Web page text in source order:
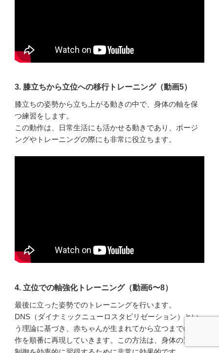
3. 膝立ちから立位への移行トレーニング（動画5）
膝立ちの姿勢から立ち上がる動きの中で、身体の軸を保
つ練習をします。
この動作は、日常生活にも活かせる動きであり、ポージ
ングやトレーニングの際にも非常に役立ちます。
4. 立位での軸強化トレーニング（動画6〜8）
最後に立った姿勢でのトレーニングを行います。
DNS（ダイナミックニューロスタビリゼーション）とい
う理論に基づき、赤ちゃんが生まれてから立つまでの動
作を順番に再現していきます。この方法は、身体の運動